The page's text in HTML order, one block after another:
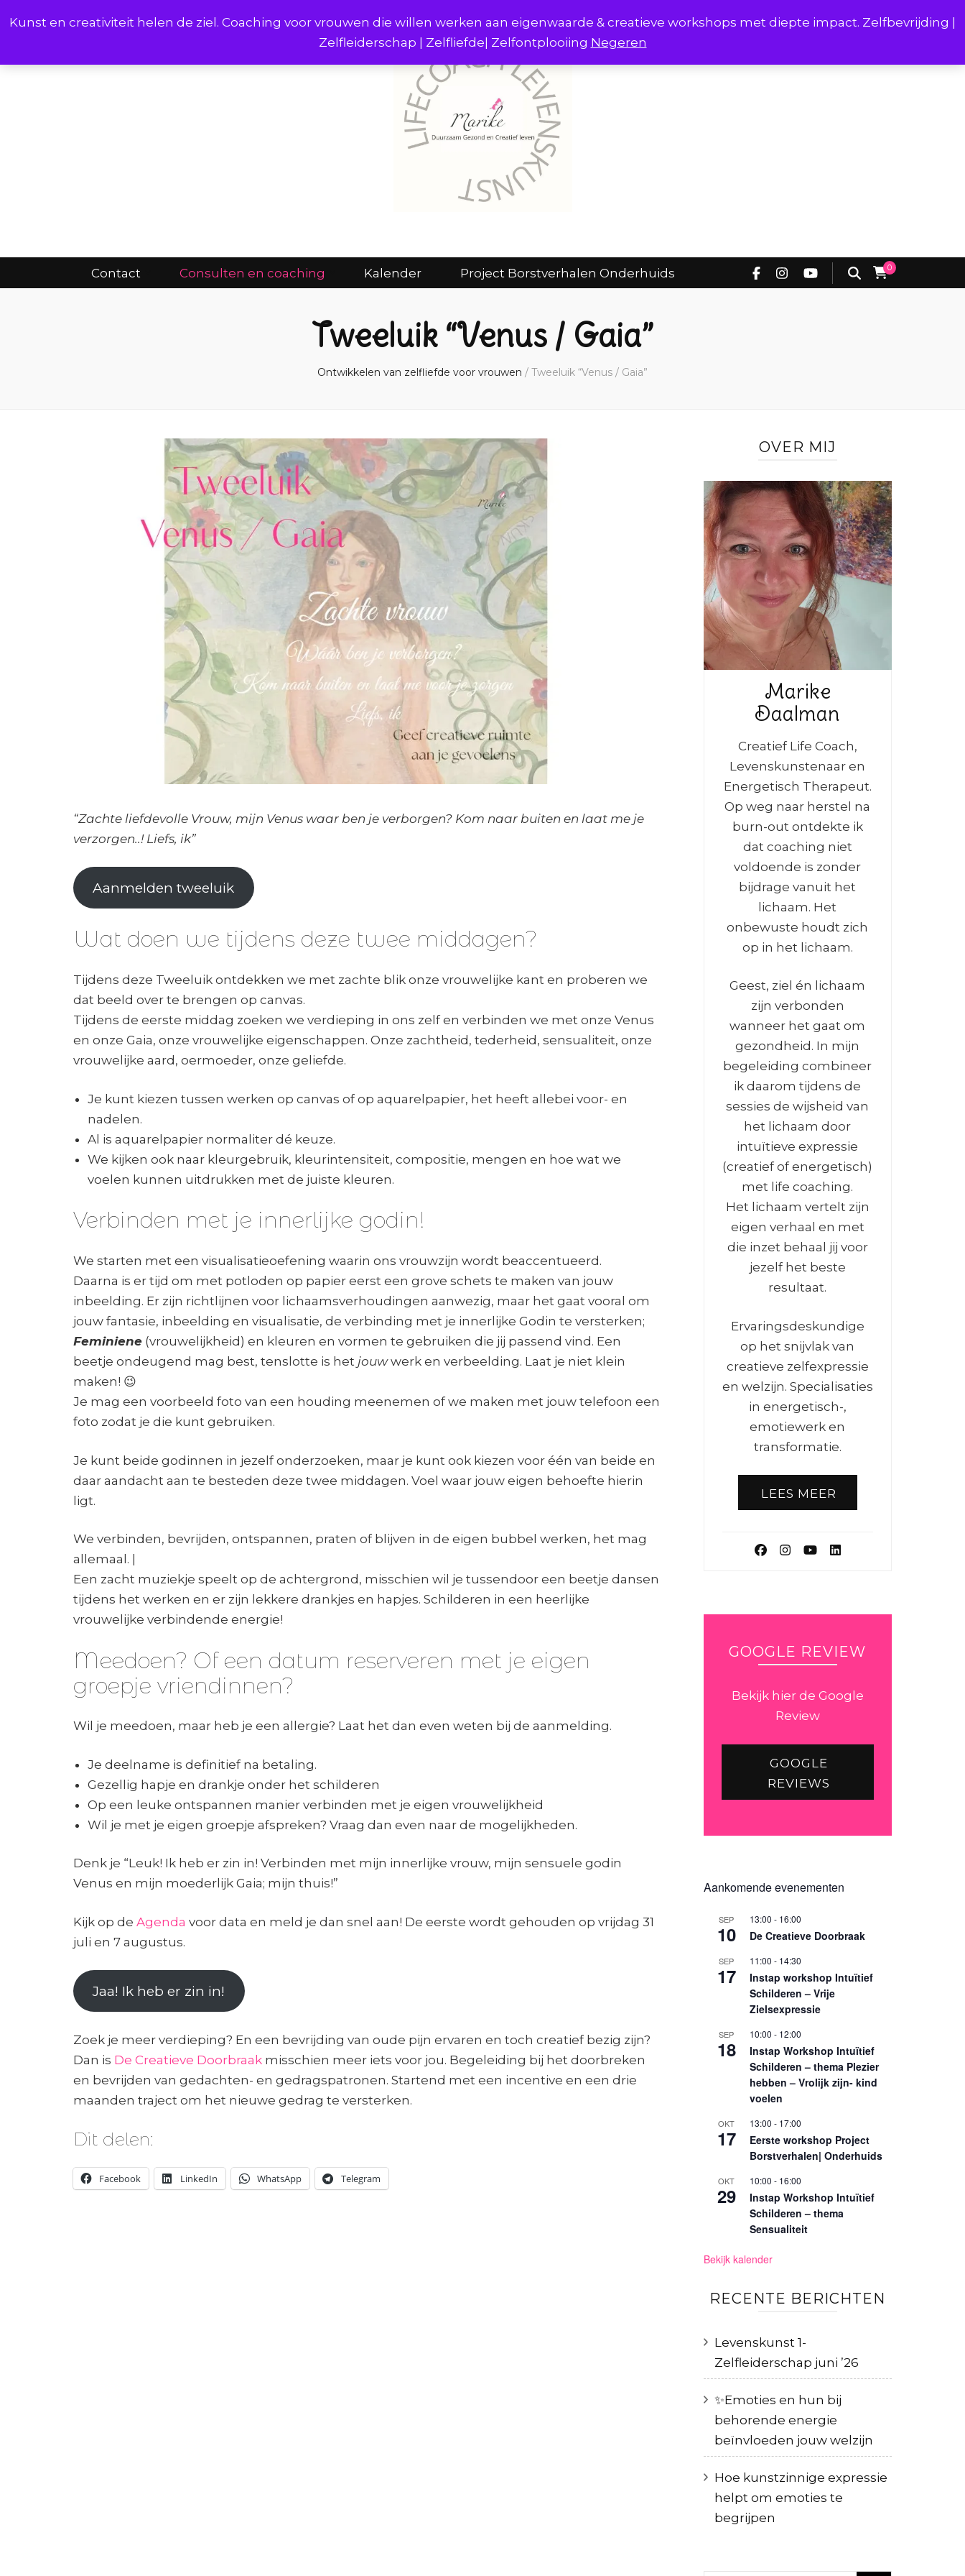
Kunst en creativiteit helen de ziel. Coaching voor vrouwen die willen werken aan eigenwaarde & creatieve workshops met diepte impact. Zelfbevrijding |
Zelfleiderschap | Zelfliefde| Zelfontplooiing Negeren
Contact Consulten en coaching Kalender Project Borstverhalen Onderhuids 0
Contact Consulten en coaching Kalender Project Borstverhalen Onderhuids
Tweeluik “Venus / Gaia”
Ontwikkelen van zelfliefde voor vrouwen / Tweeluik “Venus / Gaia”
“Zachte liefdevolle Vrouw, mijn Venus waar ben je verborgen? Kom naar buiten en laat me je
verzorgen..! Liefs, ik”
Aanmelden tweeluik
Wat doen we tijdens deze twee middagen?
Tijdens deze Tweeluik ontdekken we met zachte blik onze vrouwelijke kant en proberen we
dat beeld over te brengen op canvas.
Tijdens de eerste middag zoeken we verdieping in ons zelf en verbinden we met onze Venus
en onze Gaia, onze vrouwelijke eigenschappen. Onze zachtheid, tederheid, sensualiteit, onze
vrouwelijke aard, oermoeder, onze geliefde.
Je kunt kiezen tussen werken op canvas of op aquarelpapier, het heeft allebei voor- en
nadelen.
Al is aquarelpapier normaliter dé keuze.
We kijken ook naar kleurgebruik, kleurintensiteit, compositie, mengen en hoe wat we
voelen kunnen uitdrukken met de juiste kleuren.
Verbinden met je innerlijke godin!
We starten met een visualisatieoefening waarin ons vrouwzijn wordt beaccentueerd.
Daarna is er tijd om met potloden op papier eerst een grove schets te maken van jouw
inbeelding. Er zijn richtlijnen voor lichaamsverhoudingen aanwezig, maar het gaat vooral om
jouw fantasie, inbeelding en visualisatie, de verbinding met je innerlijke Godin te versterken;
Feminiene (vrouwelijkheid) en kleuren en vormen te gebruiken die jij passend vind. Een
beetje ondeugend mag best, tenslotte is het jouwwerk en verbeelding. Laat je niet klein
maken! 😉
Je mag een voorbeeld foto van een houding meenemen of we maken met jouw telefoon een
foto zodat je die kunt gebruiken.
Je kunt beide godinnen in jezelf onderzoeken, maar je kunt ook kiezen voor één van beide en
daar aandacht aan te besteden deze twee middagen. Voel waar jouw eigen behoefte hierin
ligt.
We verbinden, bevrijden, ontspannen, praten of blijven in de eigen bubbel werken, het mag
allemaal. |
Een zacht muziekje speelt op de achtergrond, misschien wil je tussendoor een beetje dansen
tijdens het werken en er zijn lekkere drankjes en hapjes. Schilderen in een heerlijke
vrouwelijke verbindende energie!
Meedoen? Of een datum reserveren met je eigen
groepje vriendinnen?
Wil je meedoen, maar heb je een allergie? Laat het dan even weten bij de aanmelding.
Je deelname is definitief na betaling.
Gezellig hapje en drankje onder het schilderen
Op een leuke ontspannen manier verbinden met je eigen vrouwelijkheid
Wil je met je eigen groepje afspreken? Vraag dan even naar de mogelijkheden.
Denk je “Leuk! Ik heb er zin in! Verbinden met mijn innerlijke vrouw, mijn sensuele godin
Venus en mijn moederlijk Gaia; mijn thuis!”
Kijk op de Agenda voor data en meld je dan snel aan! De eerste wordt gehouden op vrijdag 31
juli en 7 augustus.
Jaa! Ik heb er zin in!
Zoek je meer verdieping? En een bevrijding van oude pijn ervaren en toch creatief bezig zijn?
Dan is De Creatieve Doorbraak misschien meer iets voor jou. Begeleiding bij het doorbreken
en bevrijden van gedachten- en gedragspatronen. Startend met een incentive en een drie
maanden traject om het nieuwe gedrag te versterken.
Dit delen:
Facebook LinkedIn WhatsApp Telegram
OVER MIJ
Marike
Daalman
Creatief Life Coach,
Levenskunstenaar en
Energetisch Therapeut.
Op weg naar herstel na
burn-out ontdekte ik
dat coaching niet
voldoende is zonder
bijdrage vanuit het
lichaam. Het
onbewuste houdt zich
op in het lichaam.
Geest, ziel én lichaam
zijn verbonden
wanneer het gaat om
gezondheid. In mijn
begeleiding combineer
ik daarom tijdens de
sessies de wijsheid van
het lichaam door
intuïtieve expressie
(creatief of energetisch)
met life coaching.
Het lichaam vertelt zijn
eigen verhaal en met
die inzet behaal jij voor
jezelf het beste
resultaat.
Ervaringsdeskundige
op het snijvlak van
creatieve zelfexpressie
en welzijn. Specialisaties
in energetisch-,
emotiewerk en
transformatie.
LEES MEER
GOOGLE REVIEW
Bekijk hier de Google
Review
GOOGLE
REVIEWS
Aankomende evenementen
SEP
10
13:00 - 16:00
De Creatieve Doorbraak
SEP
17
11:00 - 14:30
Instap workshop Intuïtief
Schilderen – Vrije
Zielsexpressie
SEP
18
10:00 - 12:00
Instap Workshop Intuïtief
Schilderen – thema Plezier
hebben – Vrolijk zijn- kind
voelen
OKT
17
13:00 - 17:00
Eerste workshop Project
Borstverhalen| Onderhuids
OKT
29
10:00 - 16:00
Instap Workshop Intuïtief
Schilderen – thema
Sensualiteit
Bekijk kalender
RECENTE BERICHTEN
Levenskunst 1-
Zelfleiderschap juni ’26
✨️Emoties en hun bij
behorende energie
beïnvloeden jouw welzijn
Hoe kunstzinnige expressie
helpt om emoties te
begrijpen